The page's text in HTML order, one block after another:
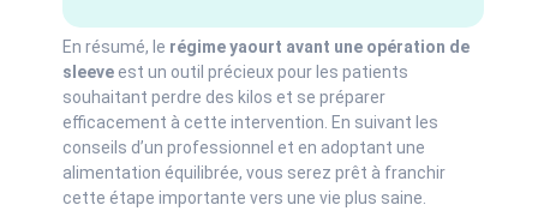
En résumé, le régime yaourt avant une opération de
sleeve est un outil précieux pour les patients
souhaitant perdre des kilos et se préparer
efficacement à cette intervention. En suivant les
conseils d’un professionnel et en adoptant une
alimentation équilibrée, vous serez prêt à franchir
cette étape importante vers une vie plus saine.